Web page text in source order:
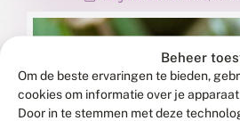
Beheer
Om de beste ervaringen te bieden,
cookies om informatie over je
Door in te stemmen met deze